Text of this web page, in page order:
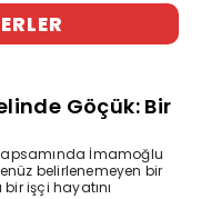
Göçük: Bir
İmamoğlu
belirlenemeyen bir
işçi hayatını